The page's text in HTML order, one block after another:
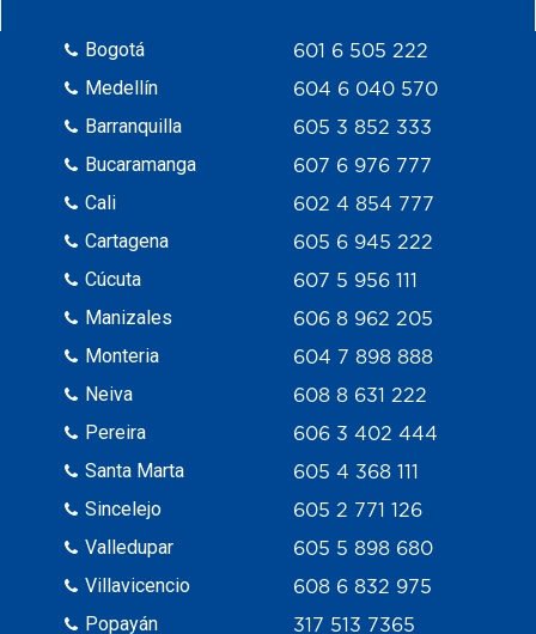
Bogotá
Medellín
Barranquilla
Bucaramanga
Cali
Cartagena
Cúcuta
Manizales
Monteria
Neiva
Pereira
Santa Marta
Sincelejo
Valledupar
Villavicencio
Popayán
601 6 505 222
604 6 040 570
605 3 852 333
607 6 976 777
602 4 854 777
605 6 945 222
607 5 956 111
606 8 962 205
604 7 898 888
608 8 631 222
606 3 402 444
605 4 368 111
605 2 771 126
605 5 898 680
608 6 832 975
317 513 7365